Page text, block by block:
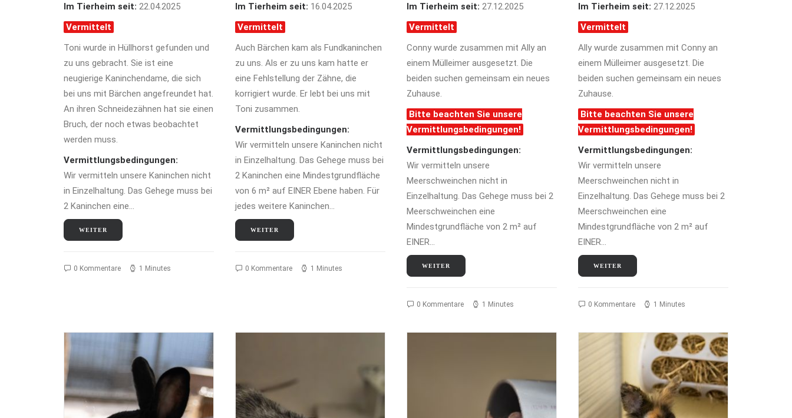
Im Tierheim seit: 22.04.2025
Vermittelt
Toni wurde in Hüllhorst gefunden und
zu uns gebracht. Sie ist eine
neugierige Kaninchendame, die sich
bei uns mit Bärchen angefreundet hat.
An ihren Schneidezähnen hat sie einen
Bruch, der noch etwas beobachtet
werden muss.
Vermittlungsbedingungen:
Wir vermitteln unsere Kaninchen nicht
in Einzelhaltung. Das Gehege muss bei
2 Kaninchen eine…
WEITER
0 Kommentare 1 Minutes
Im Tierheim seit: 16.04.2025
Vermittelt
Auch Bärchen kam als Fundkaninchen
zu uns. Als er zu uns kam hatte er
eine Fehlstellung der Zähne, die
korrigiert wurde. Er lebt bei uns mit
Toni zusammen.
Vermittlungsbedingungen:
Wir vermitteln unsere Kaninchen nicht
in Einzelhaltung. Das Gehege muss bei
2 Kaninchen eine Mindestgrundfläche
von 6 m² auf EINER Ebene haben. Für
jedes weitere Kaninchen…
WEITER
0 Kommentare 1 Minutes
Im Tierheim seit: 27.12.2025
Vermittelt
Conny wurde zusammen mit Ally an
einem Mülleimer ausgesetzt. Die
beiden suchen gemeinsam ein neues
Zuhause.
Bitte beachten Sie unsere
Vermittlungsbedingungen!
Vermittlungsbedingungen:
Wir vermitteln unsere
Meerschweinchen nicht in
Einzelhaltung. Das Gehege muss bei 2
Meerschweinchen eine
Mindestgrundfläche von 2 m² auf
EINER…
WEITER
0 Kommentare 1 Minutes
Im Tierheim seit: 27.12.2025
Vermittelt
Ally wurde zusammen mit Conny an
einem Mülleimer ausgesetzt. Die
beiden suchen gemeinsam ein neues
Zuhause.
Bitte beachten Sie unsere
Vermittlungsbedingungen!
Vermittlungsbedingungen:
Wir vermitteln unsere
Meerschweinchen nicht in
Einzelhaltung. Das Gehege muss bei 2
Meerschweinchen eine
Mindestgrundfläche von 2 m² auf
EINER…
WEITER
0 Kommentare 1 Minutes